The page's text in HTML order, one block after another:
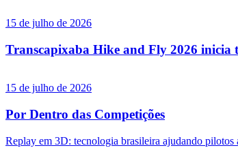
15 de julho de 2026
Transcapixaba Hike and Fly 2026 inicia
15 de julho de 2026
Por Dentro das Competições
Replay em 3D: tecnologia brasileira ajudando pilotos